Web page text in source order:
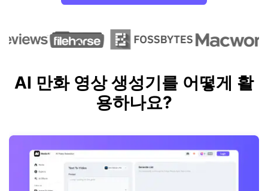
AI 만화 영상 생성기를 어떻게 활
용하나요?